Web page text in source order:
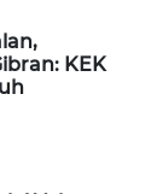
KEK